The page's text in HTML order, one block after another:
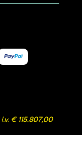
€ 115.807,00